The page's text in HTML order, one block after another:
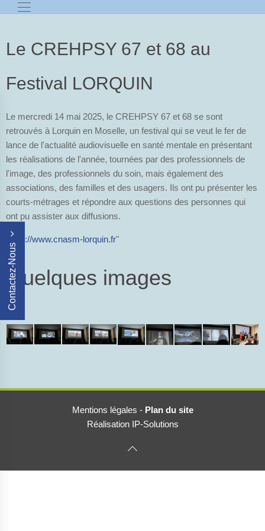
Contactez-Nous
Le CREHPSY 67 et 68 au
Festival LORQUIN
Le mercredi 14 mai 2025, le CREHPSY 67 et 68 se sont
retrouvés à Lorquin en Moselle, un festival qui se veut le fer de
lance de l'actualité audiovisuelle en santé mentale en présentant
les réalisations de l'année, tournées par des professionnels de
l'image, des professionnels du soin, mais également des
associations, des familles et des usagers. Ils ont pu présenter les
courts-métrages et répondre aux questions des personnes qui
ont pu assister aux diffusions.
https://www.cnasm-lorquin.fr"
Quelques images
Mentions légales - Plan du site
Réalisation IP-Solutions